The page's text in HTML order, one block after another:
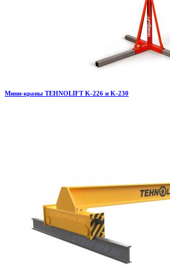
Мини-краны TEHNOLIFT K-226 и K-230